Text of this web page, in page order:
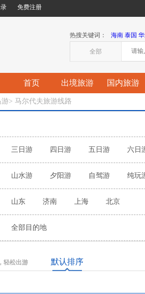
免费注册
热搜关键词： 海南 泰国
全部
首页 出境旅游 国内旅游
游> 马尔代夫旅游线路
三日游 四日游 五日游 六日
山水游 夕阳游 自驾游 纯玩
山东 济南 上海 北京
全部目的地
轻松出游 默认排序